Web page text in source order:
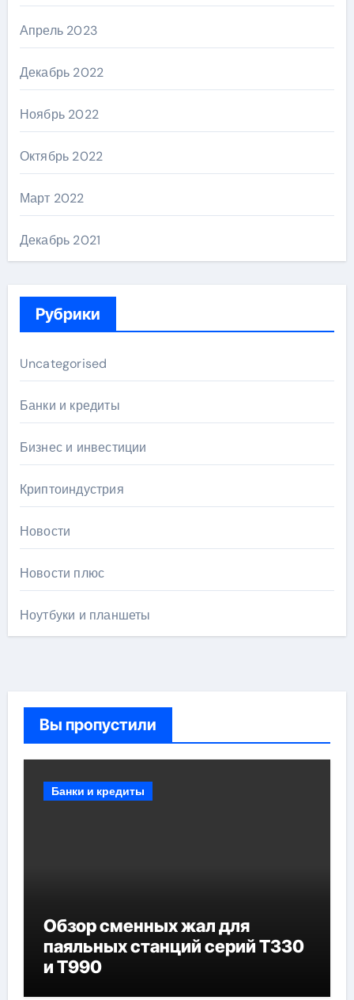
Апрель 2023
Декабрь 2022
Ноябрь 2022
Октябрь 2022
Март 2022
Декабрь 2021
Рубрики
Uncategorised
Банки и кредиты
Бизнес и инвестиции
Криптоиндустрия
Новости
Новости плюс
Ноутбуки и планшеты
Вы пропустили
Банки и кредиты
Обзор сменных жал для
паяльных станций серий T330
и T990